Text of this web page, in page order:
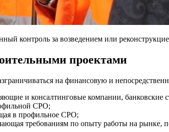
контроль за возведением или
проектами
на финансовую и
и консалтинговые компании, банковские
СРО;
в профильное СРО;
требованиям по опыту работы на